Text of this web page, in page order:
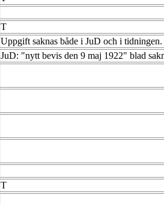
T
Uppgift saknas både i JuD och i tidningen.
JuD: "nytt bevis den 9 maj 1922" blad
T